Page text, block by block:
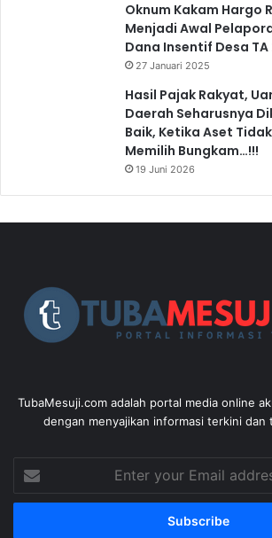
Oknum Kakam Hargo
Menjadi Awal
Dana Insentif Desa TA
27 Januari 2025
Hasil Pajak Rakyat,
Daerah Seharusnya
Baik, Ketika Aset
Memilih Bungkam…!!!
19 Juni 2026
TubaMesuji.com adalah portal media online
dengan menyajikan informasi terkini dan
your
Email